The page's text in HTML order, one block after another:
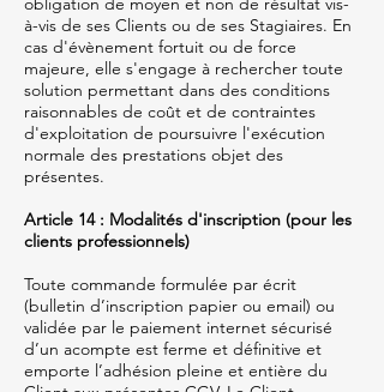
à-vis de ses Clients ou de ses Stagiaires. En
cas d'évènement fortuit ou de force
majeure, elle s'engage à rechercher toute
solution permettant dans des conditions
raisonnables de coût et de contraintes
d'exploitation de poursuivre l'exécution
normale des prestations objet des
présentes.
Article 14 : Modalités d'inscription (pour les
clients professionnels)
Toute commande formulée par écrit
(bulletin d’inscription papier ou email) ou
validée par le paiement internet sécurisé
d’un acompte est ferme et définitive et
emporte l’adhésion pleine et entière du